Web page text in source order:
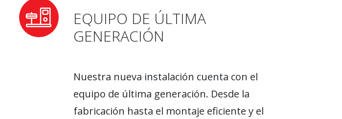
EQUIPO DE ÚLTIMA
GENERACIÓN
Nuestra nueva instalación cuenta con el
equipo de última generación. Desde la
fabricación hasta el montaje eficiente y el